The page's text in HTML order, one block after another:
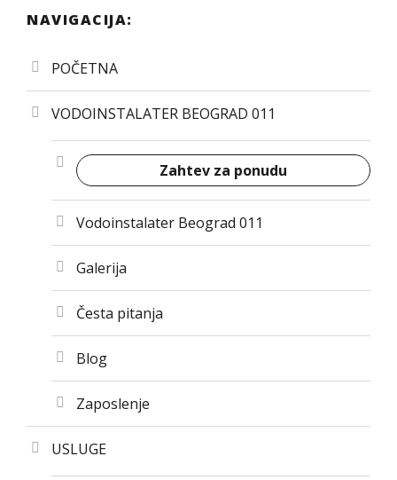
NAVIGACIJA:
POČETNA
VODOINSTALATER BEOGRAD 011
Zahtev za ponudu
Vodoinstalater Beograd 011
Galerija
Česta pitanja
Blog
Zaposlenje
USLUGE